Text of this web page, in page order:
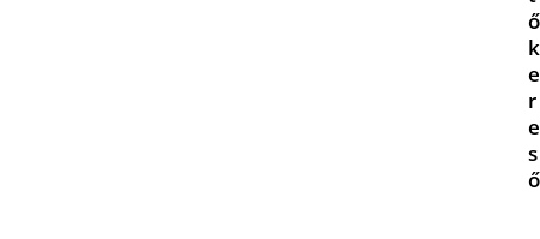
ő
k
e
r
e
s
ő